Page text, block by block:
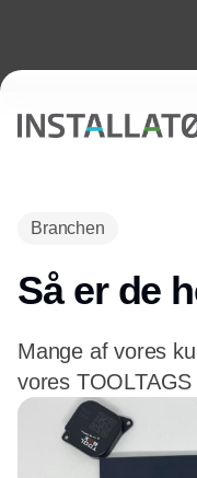
Branchen
Så er de
Mange af vores
vores